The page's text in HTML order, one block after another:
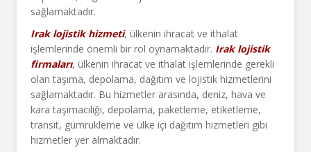
sağlamaktadır.
Irak lojistik hizmeti, ülkenin ihracat ve ithalat
işlemlerinde önemli bir rol oynamaktadır. Irak lojistik
firmaları, ülkenin ihracat ve ithalat işlemlerinde gerekli
olan taşıma, depolama, dağıtım ve lojistik hizmetlerini
sağlamaktadır. Bu hizmetler arasında, deniz, hava ve
kara taşımacılığı, depolama, paketleme, etiketleme,
transit, gümrükleme ve ülke içi dağıtım hizmetleri gibi
hizmetler yer almaktadır.